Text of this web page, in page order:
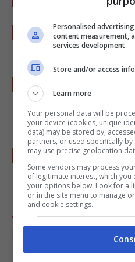
Trasferite in forno
30 minuti a 180 °C.
necessario, coprite
per non fare
Una volta cotte
tonno fuori dal
10 minuti e
VARIANTE:
DI TONNO E
Una variante altrettanto
Personalised
content measurement,
services development
Store and/or access
Learn more
Your personal data will be
your device (cookies, unique
data) may be stored by,
partners, or used specifically
may use precise geolocation
Some vendors may process
of legitimate interest, which
your options below. Look for a
or in the site menu to manage
and cookie settings.